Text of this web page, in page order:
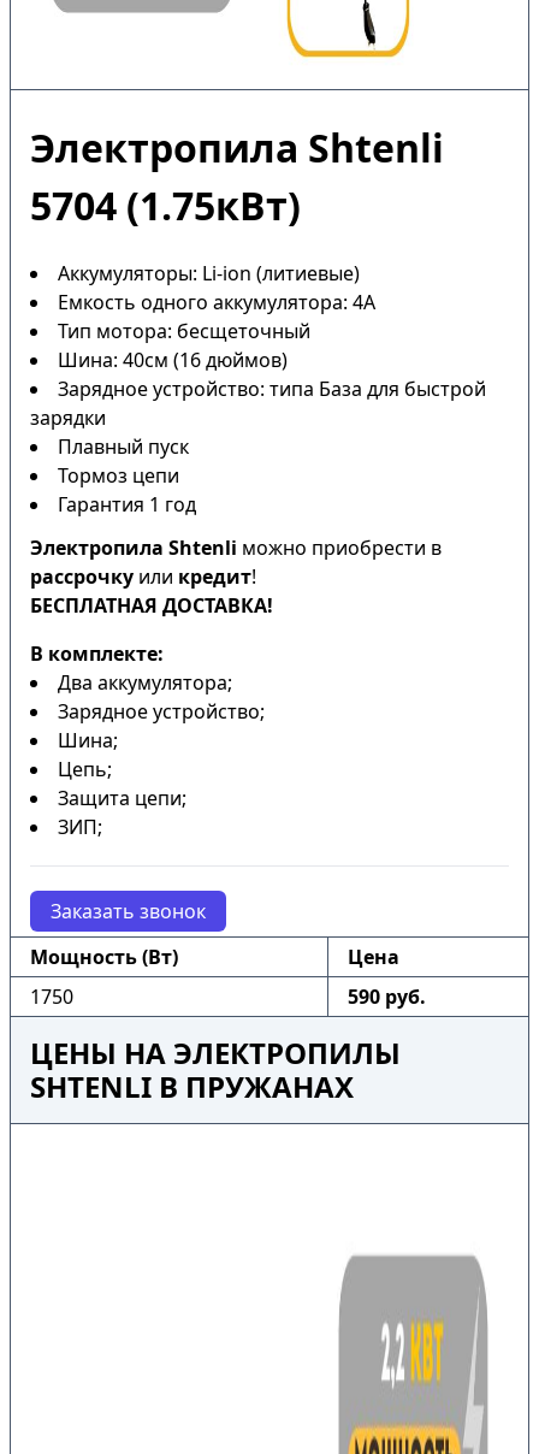
Электропила Shtenli
5704 (1.75кВт)
Аккумуляторы: Li-ion (литиевые)
Емкость одного аккумулятора: 4А
Тип мотора: бесщеточный
Шина: 40см (16 дюймов)
Зарядное устройство: типа База для быстрой
зарядки
Плавный пуск
Тормоз цепи
Гарантия 1 год
Электропила Shtenli можно приобрести в
рассрочку или кредит!
БЕСПЛАТНАЯ ДОСТАВКА!
В комплекте:
Два аккумулятора;
Зарядное устройство;
Шина;
Цепь;
Защита цепи;
ЗИП;
Заказать звонок
Мощность (Вт)
Цена
1750
590 руб.
ЦЕНЫ НА ЭЛЕКТРОПИЛЫ
SHTENLI В ПРУЖАНАХ